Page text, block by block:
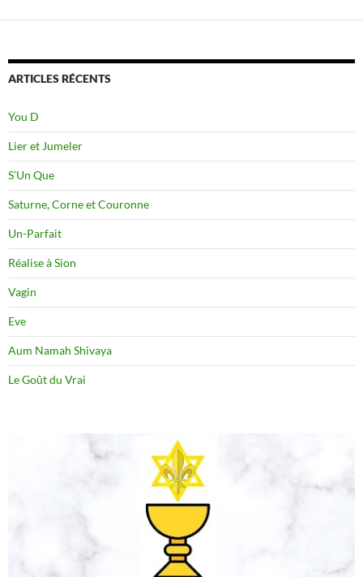
ARTICLES RÉCENTS
You D
Lier et Jumeler
S’Un Que
Saturne, Corne et Couronne
Un-Parfait
Réalise à Sion
Vagin
Eve
Aum Namah Shivaya
Le Goût du Vrai